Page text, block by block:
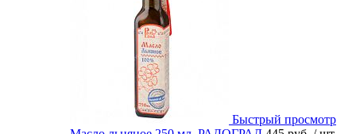
Быстрый просмотр